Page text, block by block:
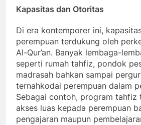
Kapasitas dan Otoritas
Di era kontemporer ini,
perempuan terdukung oleh
Al-Qur’an. Banyak lembaga-
seperti rumah tahfiz, pondok
madrasah bahkan sampai
ternahkodai perempuan dalam
Sebagai contoh, program tahfiz
akses luas kepada perempuan
pengajaran maupun